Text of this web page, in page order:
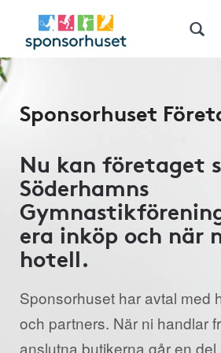
Sponsorhuset
Nu kan företaget
Söderhamns
era inköp och när
hotell.
Sponsorhuset har avtal med
och partners. När ni handlar
anslutna butikerna går en